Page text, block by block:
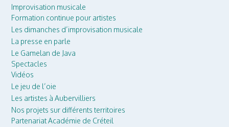
Improvisation musicale
Formation continue pour artistes
Les dimanches d’improvisation musicale
La presse en parle
Le Gamelan de Java
Spectacles
Vidéos
Le jeu de l’oie
Les artistes à Aubervilliers
Nos projets sur différents territoires
Partenariat Académie de Créteil